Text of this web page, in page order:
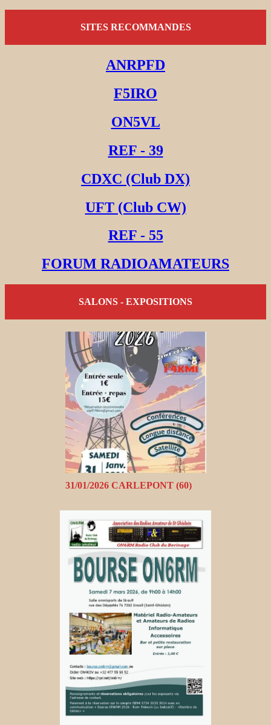
SITES RECOMMANDES
ANRPFD
F5IRO
ON5VL
REF - 39
CDXC (Club DX)
UFT (Club CW)
REF - 55
FORUM RADIOAMATEURS
SALONS - EXPOSITIONS
31/01/2026 CARLEPONT (60)